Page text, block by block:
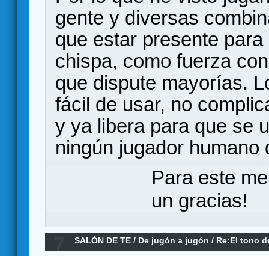
gente y diversas
que estar presente
chispa, como fuerza
que dispute mayorías.
fácil de usar, no
y ya libera para que se
ningún jugador
Para este
un gracias!
SALÓN DE TE / De jugón a jugón / Re:El tono